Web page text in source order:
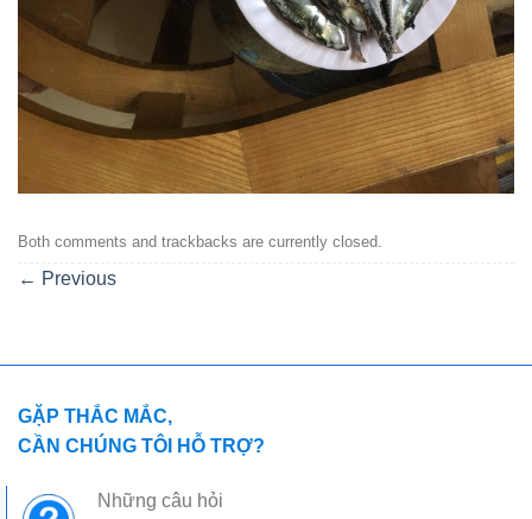
Both comments and trackbacks are currently closed.
← Previous
GẶP THẮC MẮC,
CẦN CHÚNG TÔI HỖ TRỢ?
Những câu hỏi